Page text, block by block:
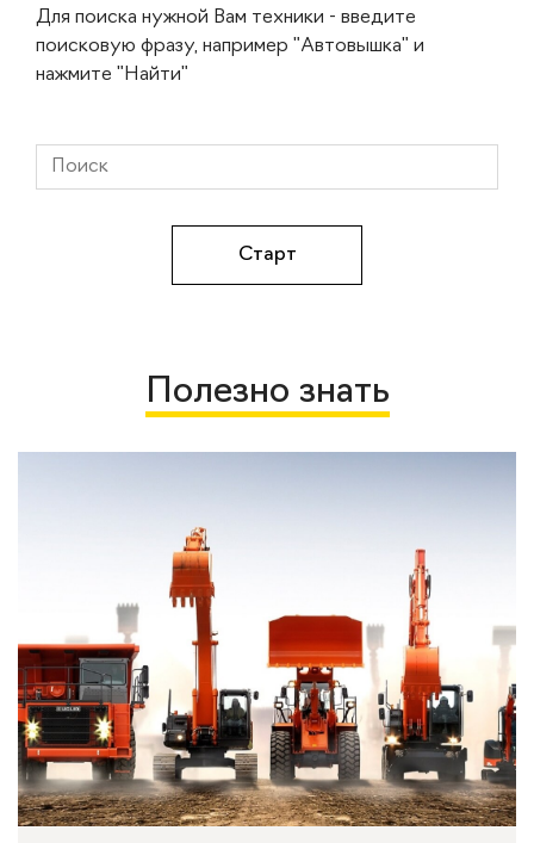
Для поиска нужной Вам техники - введите
поисковую фразу, например "Автовышка" и
нажмите "Найти"
Полезно знать